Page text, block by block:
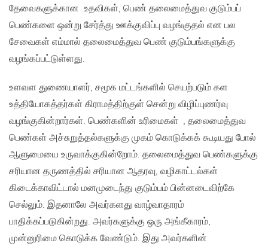
தேவைகளுக்கான உதவிகள், பெண் தலைமைத்துவ குடும்பப்
பெண்களை ஒன்று சேர்த்து ஊக்குவிப்பு வழங்குதல் என பல
சேவைகள் எம்மால் தலைமைத்துவ பெண் குடும்பங்களுக்கு
வழங்கப்பட்டுள்ளது.
உளவள துணையாளர், சமூக மட்டங்களில் செயற்படும் கள
உத்தியோகத்தர்கள் கிராமத்திற்குள் சென்று விழிப்புணர்வு
வழங்குகின்றார்கள். பெண்களின் உரிமைகள் , தலைமைத்துவ
பெண்கள் அச்சுறுத்தல்களுக்கு முகம் கொடுக்கக் கூடியது போல்
ஆளுமையை உருவாக்குகின்றோம். தலைமைத்துவ பெண்களுக்கு
சரியான தருணத்தில் சரியான ஆதரவு, வழிகாட்டல்கள்
கிடைக்காவிட்டால் மனமுடைந்து குடும்பம் பின்னடைவிற்கே
செல்லும். இதனாலே அவர்களது வாழ்வாதாரம்
பாதிக்கப்படுகின்றது. அவர்களுக்கு ஒரு அங்கீகாரம்,
முன்னுரிமை கொடுக்க வேண்டும். இது அவர்களின்